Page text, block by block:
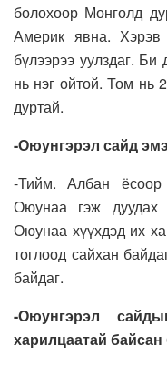
болохоор Монголд
Америк явна.
бүлээрээ уулздаг.
нь нэг ойтой. Том нь
дуртай.
-Оюунгэрэл сайд
-Тийм. Албан
Оюунаа гэж дуудах
Оюунаа хүүхдэд их
тоглоод сайхан
байдаг.
-Оюунгэрэл
харилцаатай байсан